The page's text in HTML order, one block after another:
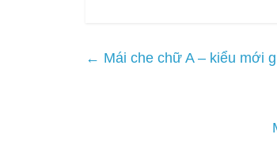
← Mái che chữ A – kiểu mới